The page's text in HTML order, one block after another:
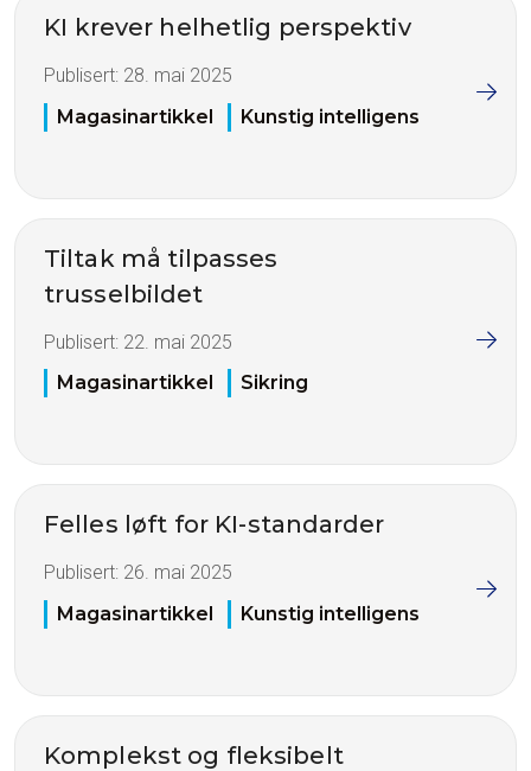
KI krever helhetlig perspektiv
Publisert: 28. mai 2025
Magasinartikkel
Kunstig intelligens
Tiltak må tilpasses
trusselbildet
Publisert: 22. mai 2025
Magasinartikkel
Sikring
Felles løft for KI-standarder
Publisert: 26. mai 2025
Magasinartikkel
Kunstig intelligens
Komplekst og fleksibelt